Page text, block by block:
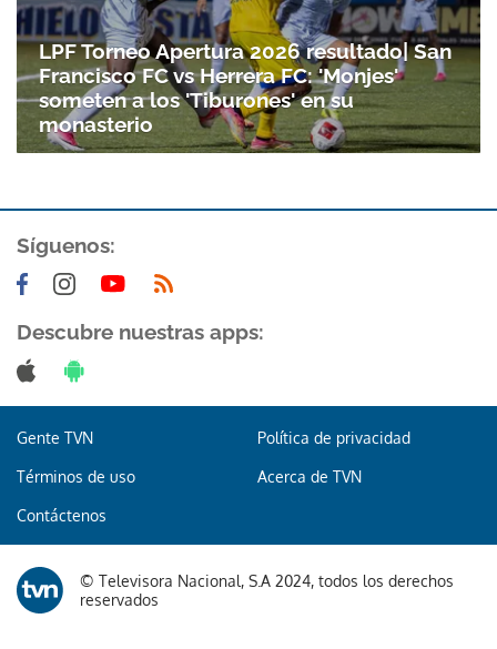
LPF Torneo Apertura 2026 resultado| San
Francisco FC vs Herrera FC: 'Monjes'
someten a los 'Tiburones' en su
monasterio
Síguenos:
Descubre nuestras apps:
Gente TVN Política de privacidad
Términos de uso Acerca de TVN
Contáctenos
© Televisora Nacional, S.A 2024, todos los derechos
reservados